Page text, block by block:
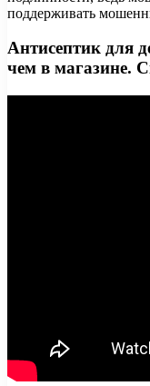
поддерживать
Антисептик для
чем в магазине.